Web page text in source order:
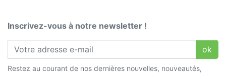
Inscrivez-vous à notre newsletter !
ok
Restez au courant de nos dernières nouvelles, nouveautés,